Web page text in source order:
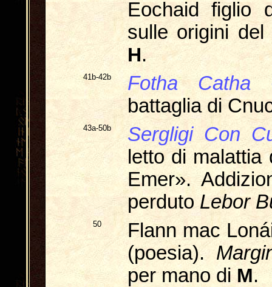
Eochaid figlio
sulle origini del
H.
41b-42b
Fotha Catha
battaglia di
43a-50b
Sergligi Con
letto di
Emer».
perdutoLebor
50
Flann mac
(poesia).
per mano di M.